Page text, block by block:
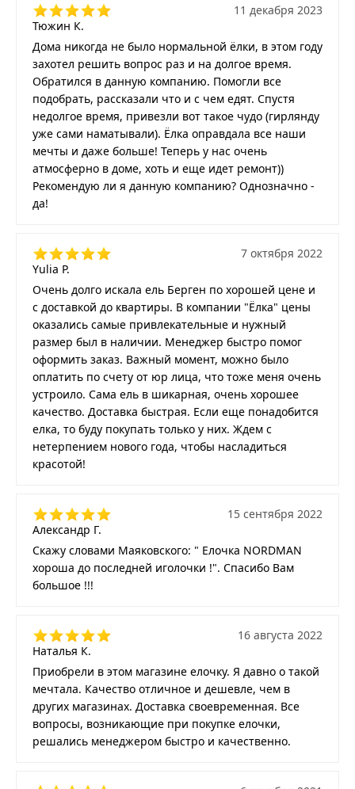
Тюжин К.
11 декабря 2023
Дома никогда не было нормальной ёлки, в этом году
захотел решить вопрос раз и на долгое время.
Обратился в данную компанию. Помогли все
подобрать, рассказали что и с чем едят. Спустя
недолгое время, привезли вот такое чудо (гирлянду
уже сами наматывали). Ёлка оправдала все наши
мечты и даже больше! Теперь у нас очень
атмосферно в доме, хоть и еще идет ремонт))
Рекомендую ли я данную компанию? Однозначно -
да!
Yulia P.
7 октября 2022
Очень долго искала ель Берген по хорошей цене и
с доставкой до квартиры. В компании "Ёлка" цены
оказались самые привлекательные и нужный
размер был в наличии. Менеджер быстро помог
оформить заказ. Важный момент, можно было
оплатить по счету от юр лица, что тоже меня очень
устроило. Сама ель в шикарная, очень хорошее
качество. Доставка быстрая. Если еще понадобится
елка, то буду покупать только у них. Ждем с
нетерпением нового года, чтобы насладиться
красотой!
Александр Г.
15 сентября 2022
Скажу словами Маяковского: " Елочка NORDMAN
хороша до последней иголочки !". Спасибо Вам
большое !!!
Наталья К.
16 августа 2022
Приобрели в этом магазине елочку. Я давно о такой
мечтала. Качество отличное и дешевле, чем в
других магазинах. Доставка своевременная. Все
вопросы, возникающие при покупке елочки,
решались менеджером быстро и качественно.